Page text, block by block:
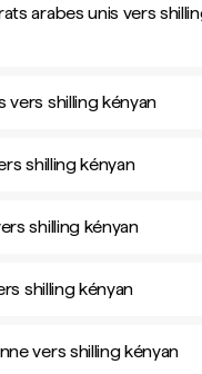
arabes unis vers
vers shilling kényan
shilling kényan
shilling kényan
shilling kényan
vers shilling kényan